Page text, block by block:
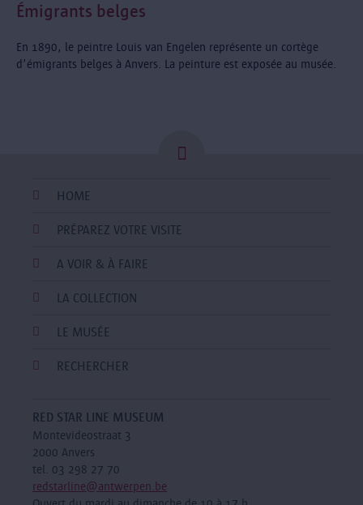
Émigrants belges
En 1890, le peintre Louis van Engelen représente un cortège
d’émigrants belges à Anvers. La peinture est exposée au musée.
HOME
PRÉPAREZ VOTRE VISITE
A VOIR & À FAIRE
LA COLLECTION
LE MUSÉE
RECHERCHER
RED STAR LINE MUSEUM
Montevideostraat 3
2000 Anvers
tel. 03 298 27 70
redstarline@antwerpen.be